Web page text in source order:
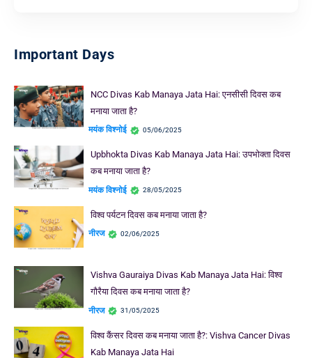
Important Days
NCC Divas Kab Manaya Jata Hai: एनसीसी दिवस कब
मनाया जाता है?
मयंक विश्नोई 05/06/2025
Upbhokta Divas Kab Manaya Jata Hai: उपभोक्ता दिवस
कब मनाया जाता है?
मयंक विश्नोई 28/05/2025
विश्व पर्यटन दिवस कब मनाया जाता है?
नीरज 02/06/2025
Vishva Gauraiya Divas Kab Manaya Jata Hai: विश्व
गौरैया दिवस कब मनाया जाता है?
नीरज 31/05/2025
विश्व कैंसर दिवस कब मनाया जाता है?: Vishva Cancer Divas
Kab Manaya Jata Hai